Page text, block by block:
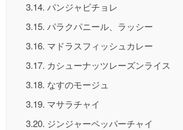
3.14. パンジャビチョレ
3.15. パラクパニール、ラッシー
3.16. マドラスフィッシュカレー
3.17. カシューナッツレーズンライス
3.18. なすのモージュ
3.19. マサラチャイ
3.20. ジンジャーペッパーチャイ